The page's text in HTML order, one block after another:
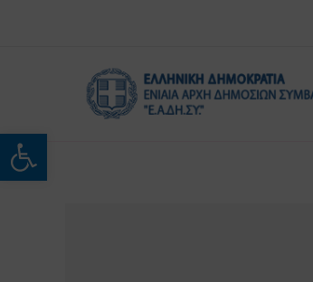
Ανοίξτε τη γραμμή